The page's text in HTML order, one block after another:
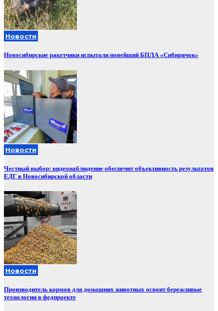
Новости
Новосибирские ракетчики испытали новейший БПЛА «Сибирячок»
Новости
Честный выбор: видеонаблюдение обеспечит объективность результатов
ЕДГ в Новосибирской области
Новости
Производитель кормов для домашних животных освоит бережливые
технологии в федпроекте